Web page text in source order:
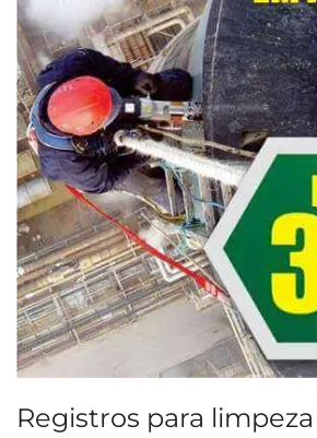
Registros para